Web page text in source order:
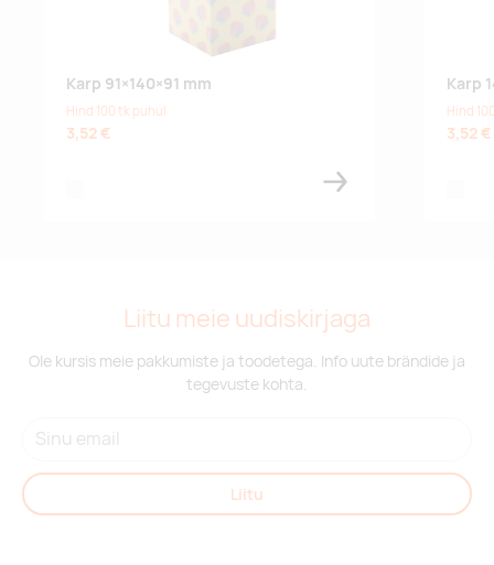
Karp 91×140×91 mm
Hind 100 tk puhul
3,52 €
Karp
Hind
3,52 €
Liitu meie uudiskirjaga
Ole kursis meie pakkumiste ja toodetega. Info uute brändide ja
tegevuste kohta.
Liitu